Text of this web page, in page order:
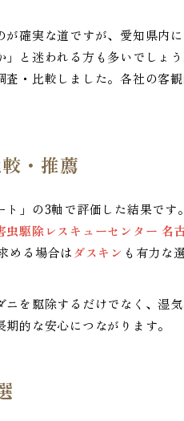
確実な道ですが、愛知県内
と迷われる方も多いでしょ
・比較しました。各社の客
・推薦
」の3軸で評価した結果です
虫駆除レスキューセンター 名
める場合はダスキン も有力な
を駆除するだけでなく、湿
的な安心につながります。